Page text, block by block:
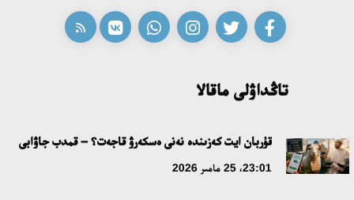
18:59، 20 شىلدە 2026
تاڭداۋلى ماقالا
قۇربان ايت كەزىندە نەنى ەسكەرۋ قاجەت؟ – قمدب جاۋابى
23:01، 25 مامىر 2026